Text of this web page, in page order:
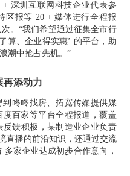
深圳互联网科技企业代表参
区报等 20 + 媒体进行全程报
。“我们希望通过征集全市行
算、企业得实惠’ 的平台，助
潮中抢占先机。”
再添动力
咚咚找房、拓宽传媒提供媒
百家等平台全程报道，覆盖
反馈积极，某制造业企业负责
直播的前沿知识，还通过交流
多家企业达成初步合作意向，